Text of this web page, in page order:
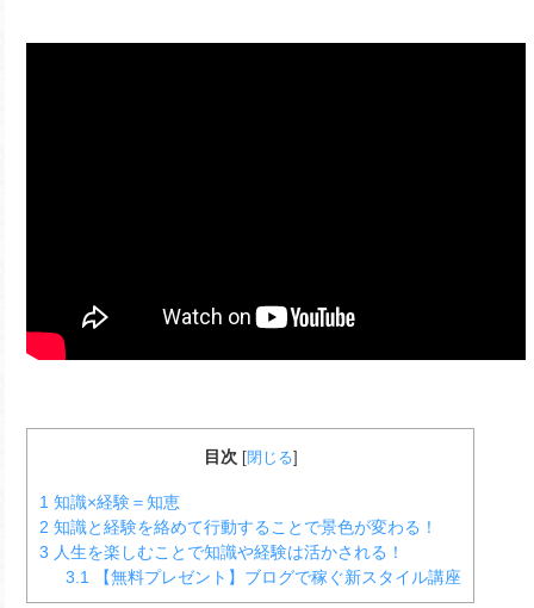
目次 [閉じる]
1 知識×経験＝知恵
2 知識と経験を絡めて行動することで景色が変わる！
3 人生を楽しむことで知識や経験は活かされる！
3.1
【無料プレゼント】ブログで稼ぐ新スタイル講座